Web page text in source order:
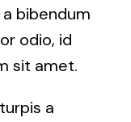
bibendum
odio, id
sit amet.
a